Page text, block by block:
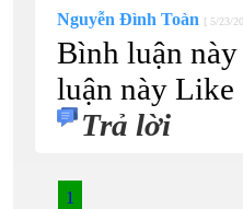
Nguyễn Đình Toàn [ 5/23/
Bình luận
luận này Like
Trả lời
1